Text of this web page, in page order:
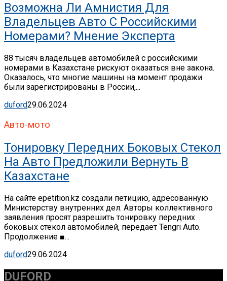
Возможна Ли Амнистия Для
Владельцев Авто С Российскими
Номерами? Мнение Эксперта
88 тысяч владельцев автомобилей с российскими
номерами в Казахстане рискуют оказаться вне закона.
Оказалось, что многие машины на момент продажи
были зарегистрированы в России,...
duford29.06.2024
Авто-мото
Тонировку Передних Боковых Стекол
На Авто Предложили Вернуть В
Казахстане
На сайте epetition.kz создали петицию, адресованную
Министерству внутренних дел. Авторы коллективного
заявления просят разрешить тонировку передних
боковых стекол автомобилей, передает Tengri Auto.
Продолжение ■...
duford29.06.2024
DUFORD